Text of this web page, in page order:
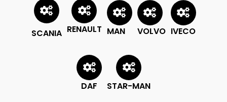
SCANIA RENAULT MAN VOLVO IVECO
DAF STAR-MAN